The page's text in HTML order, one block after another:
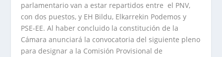
parlamentario van a estar repartidos entre el PNV,
con dos puestos, y EH Bildu, Elkarrekin Podemos y
PSE-EE. Al haber concluido la constitución de la
Cámara anunciará la convocatoria del siguiente pleno
para designar a la Comisión Provisional de